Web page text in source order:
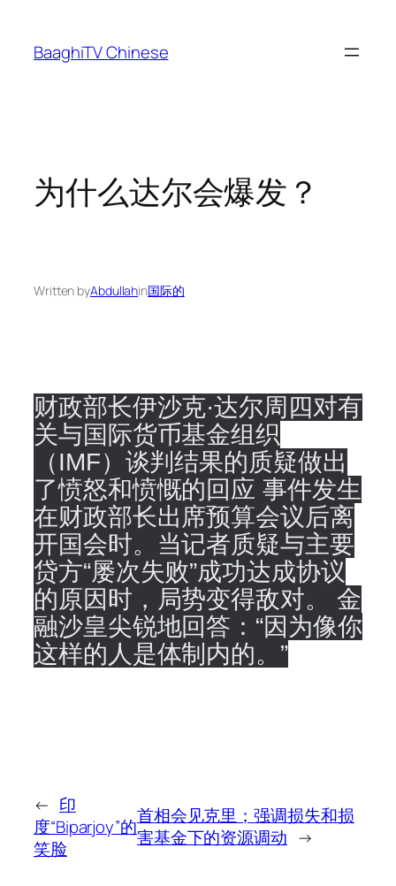
content
BaaghiTV Chinese
为什么达尔会爆发？
Written byAbdullahin国际的
财政部长伊沙克·达尔周四对有
关与国际货币基金组织
（IMF）谈判结果的质疑做出
了愤怒和愤慨的回应 事件发生
在财政部长出席预算会议后离
开国会时。当记者质疑与主要
贷方“屡次失败”成功达成协议
的原因时，局势变得敌对。 金
融沙皇尖锐地回答：“因为像你
这样的人是体制内的。”
← 印
度“Biparjoy”的
笑脸
首相会见克里；强调损失和损
害基金下的资源调动 →